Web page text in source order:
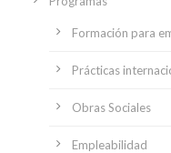
Formación para
Prácticas
Obras Sociales
Empleabilidad